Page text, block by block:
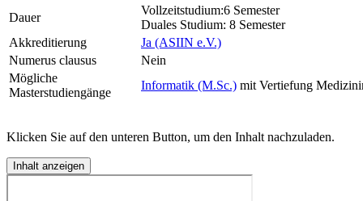
Dauer
Vollzeitstudium:6 Semester
Duales Studium: 8 Semester
Akkreditierung
Ja (ASIIN e.V.)
Numerus clausus
Nein
Mögliche
Masterstudiengänge
Informatik (M.Sc.) mit Vertiefung
Klicken Sie auf den unteren Button, um den Inhalt nachzuladen.
Inhalt anzeigen